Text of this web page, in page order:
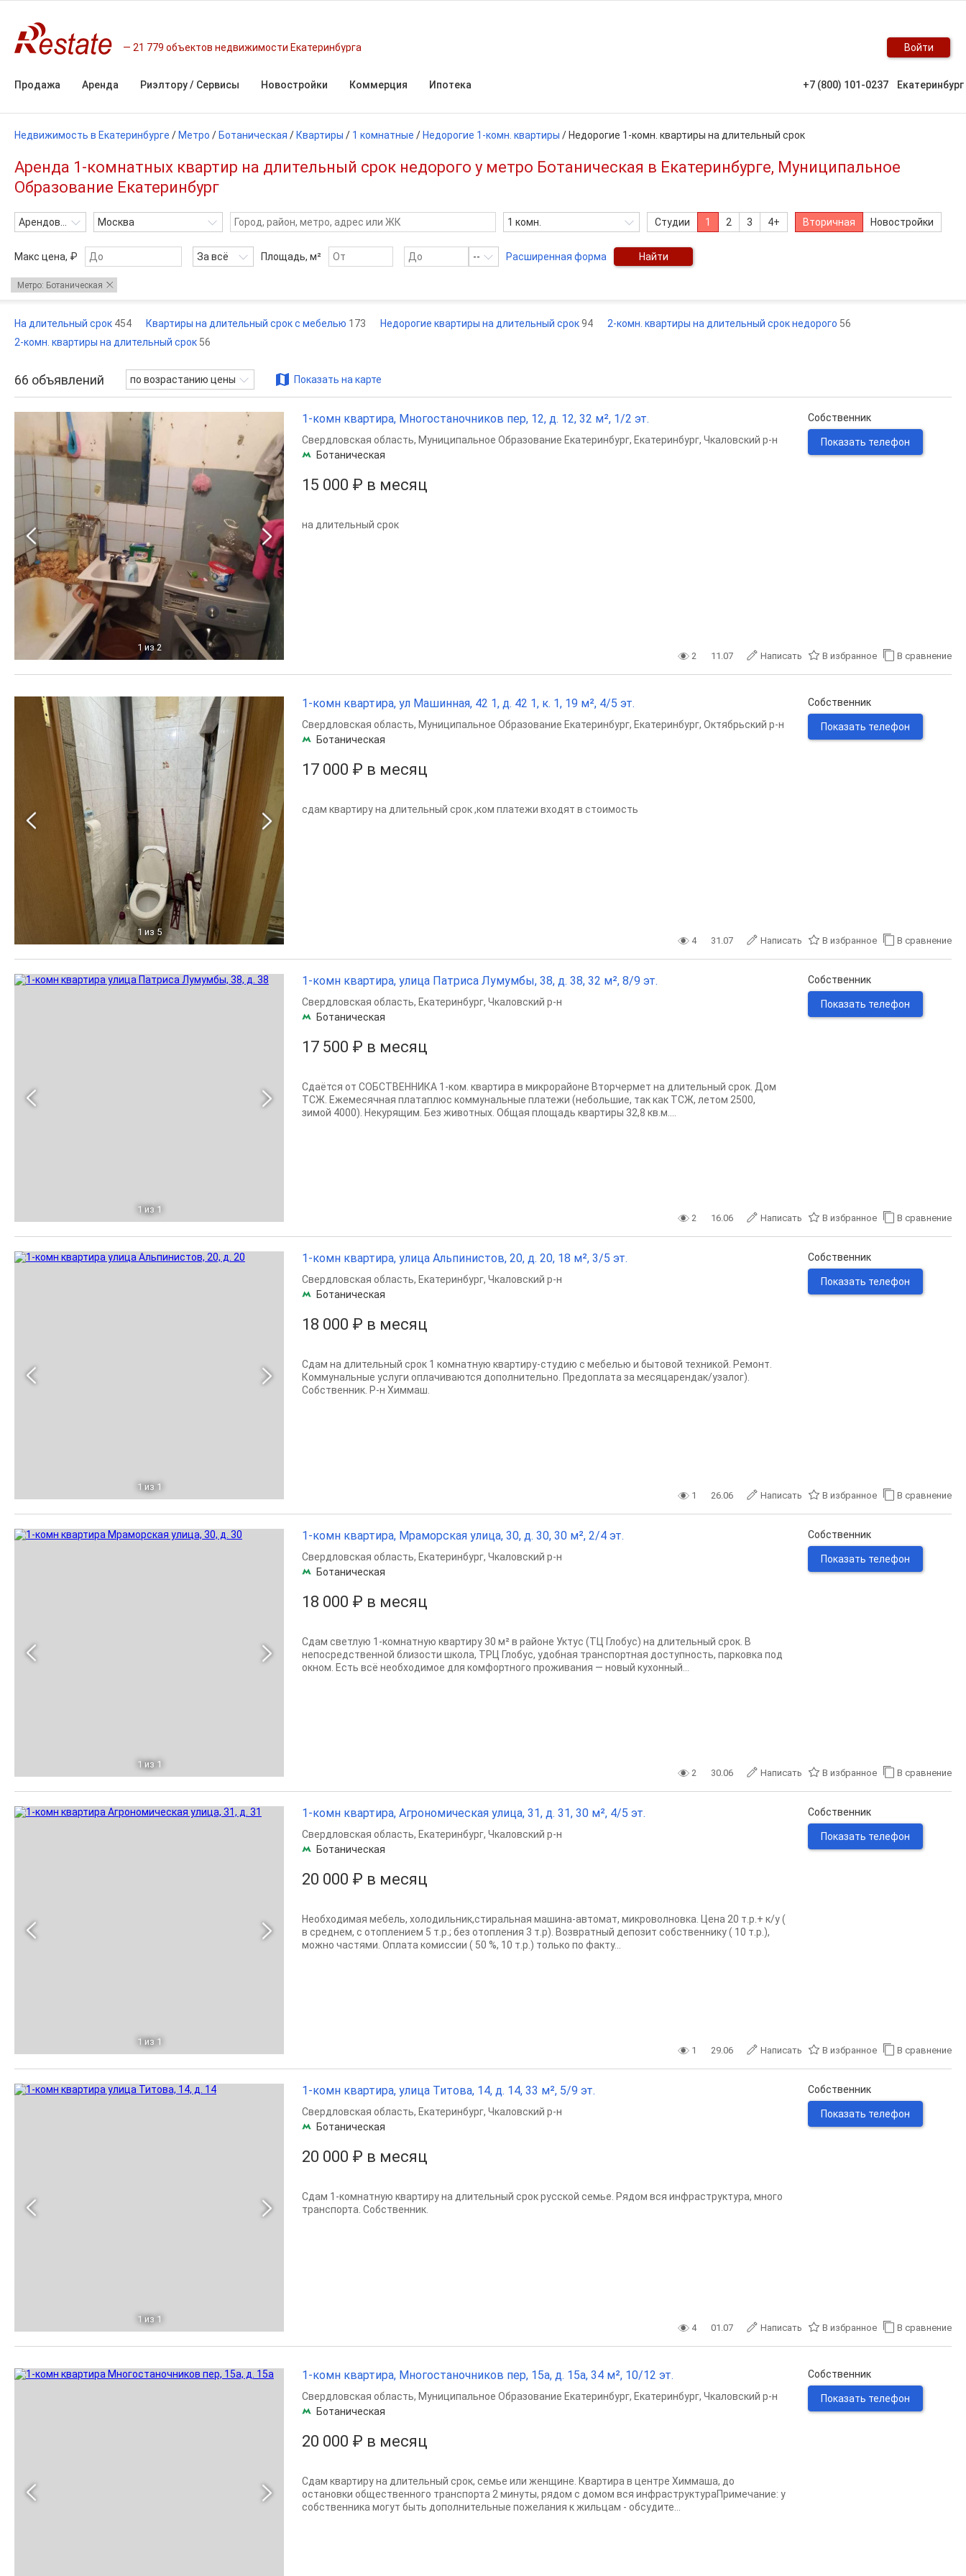
21 779 объектов недвижимости Екатеринбурга Войти
Продажа Аренда Риэлтору / Сервисы Новостройки Коммерция Ипотека +7 (800) 101-0237 Екатеринбург
Недвижимость в Екатеринбурге / Метро / Ботаническая / Квартиры / 1 комнатные / Недорогие 1-комн. квартиры / Недорогие 1-комн. квартиры на длительный срок
Аренда 1-комнатных квартир на длительный срок недорого у метро Ботаническая в Екатеринбурге, Муниципальное
Образование Екатеринбург
Арендовать Москва 1 комн. Студии 1 2 3 4+ Вторичная Новостройки
Макс цена, ₽ За всё Площадь, м² -- Расширенная форма Найти
Метро: Ботаническая
На длительный срок 454 Квартиры на длительный срок с мебелью 173 Недорогие квартиры на длительный срок94 2-комн. квартиры на длительный срок недорого 56
2-комн. квартиры на длительный срок 56
66 объявлений по возрастанию цены Показать на карте
1 из 2
1-комн квартира, Многостаночников пер, 12, д. 12, 32 м², 1/2 эт.
15 000 ₽ в месяц
Свердловская область, Муниципальное Образование Екатеринбург, Екатеринбург, Чкаловский р-н
Ботаническая
на длительный срок
Собственник
Показать телефон
2 11.07 Написать В избранное В сравнение
1 из 5
1-комн квартира, ул Машинная, 42 1, д. 42 1, к. 1, 19 м², 4/5 эт.
17 000 ₽ в месяц
Свердловская область, Муниципальное Образование Екатеринбург, Екатеринбург, Октябрьский р-н
Ботаническая
сдам квартиру на длительный срок ,ком платежи входят в стоимость
Собственник
Показать телефон
4 31.07 Написать В избранное В сравнение
1 из 1
1-комн квартира, улица Патриса Лумумбы, 38, д. 38, 32 м², 8/9 эт.
17 500 ₽ в месяц
Свердловская область, Екатеринбург, Чкаловский р-н
Ботаническая
Сдаётся от СОБСТВЕННИКА 1-ком. квартира в микрорайоне Вторчермет на длительный срок. Дом
ТСЖ. Ежемесячная платаплюс коммунальные платежи (небольшие, так как ТСЖ, летом 2500,
зимой 4000). Некурящим. Без животных. Общая площадь квартиры 32,8 кв.м....
Собственник
Показать телефон
2 16.06 Написать В избранное В сравнение
1 из 1
1-комн квартира, улица Альпинистов, 20, д. 20, 18 м², 3/5 эт.
18 000 ₽ в месяц
Свердловская область, Екатеринбург, Чкаловский р-н
Ботаническая
Сдам на длительный срок 1 комнатную квартиру-студию с мебелью и бытовой техникой. Ремонт.
Коммунальные услуги оплачиваются дополнительно. Предоплата за месяцарендак/узалог).
Собственник. Р-н Химмаш.
Собственник
Показать телефон
1 26.06 Написать В избранное В сравнение
1 из 1
1-комн квартира, Мраморская улица, 30, д. 30, 30 м², 2/4 эт.
18 000 ₽ в месяц
Свердловская область, Екатеринбург, Чкаловский р-н
Ботаническая
Сдам светлую 1-комнатную квартиру 30 м² в районе Уктус (ТЦ Глобус) на длительный срок. В
непосредственной близости школа, ТРЦ Глобус, удобная транспортная доступность, парковка под
окном. Есть всё необходимое для комфортного проживания — новый кухонный...
Собственник
Показать телефон
2 30.06 Написать В избранное В сравнение
1 из 1
1-комн квартира, Агрономическая улица, 31, д. 31, 30 м², 4/5 эт.
20 000 ₽ в месяц
Свердловская область, Екатеринбург, Чкаловский р-н
Ботаническая
Необходимая мебель, холодильник,стиральная машина-автомат, микроволновка. Цена 20 т.р.+ к/у (
в среднем, с отоплением 5 т.р.; без отопления 3 т.р). Возвратный депозит собственнику ( 10 т.р.),
можно частями. Оплата комиссии ( 50 %, 10 т.р.) только по факту...
Собственник
Показать телефон
1 29.06 Написать В избранное В сравнение
1 из 1
1-комн квартира, улица Титова, 14, д. 14, 33 м², 5/9 эт.
20 000 ₽ в месяц
Свердловская область, Екатеринбург, Чкаловский р-н
Ботаническая
Сдам 1-комнатную квартиру на длительный срок русской семье. Рядом вся инфраструктура, много
транспорта. Собственник.
Собственник
Показать телефон
4 01.07 Написать В избранное В сравнение
1-комн квартира, Многостаночников пер, 15а, д. 15а, 34 м², 10/12 эт.
20 000 ₽ в месяц
Свердловская область, Муниципальное Образование Екатеринбург, Екатеринбург, Чкаловский р-н
Ботаническая
Сдам квартиру на длительный срок, семье или женщине. Квартира в центре Химмаша, до
остановки общественного транспорта 2 минуты, рядом с домом вся инфраструктураПримечание: у
собственника могут быть дополнительные пожелания к жильцам - обсудите...
Собственник
Показать телефон